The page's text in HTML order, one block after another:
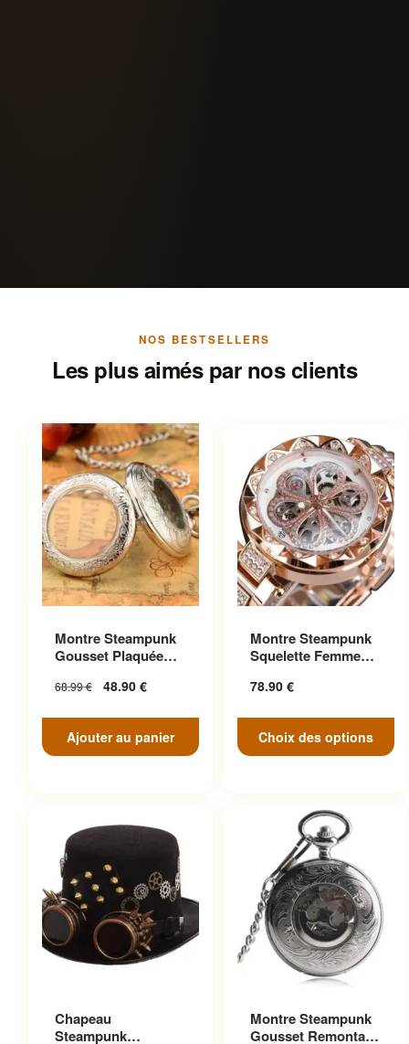
NOS BESTSELLERS
Les plus aimés par nos clients
Montre Steampunk
Gousset Plaquée
68.99€ 48.90 €
Ajouter au panier
Montre Steampunk
Squelette Femme
78.90 €
Choix des options
variations. Les options
peuvent être choisies sur la
page du produit
Chapeau
Steampunk
variations. Les options
Montre Steampunk
Gousset Remontage